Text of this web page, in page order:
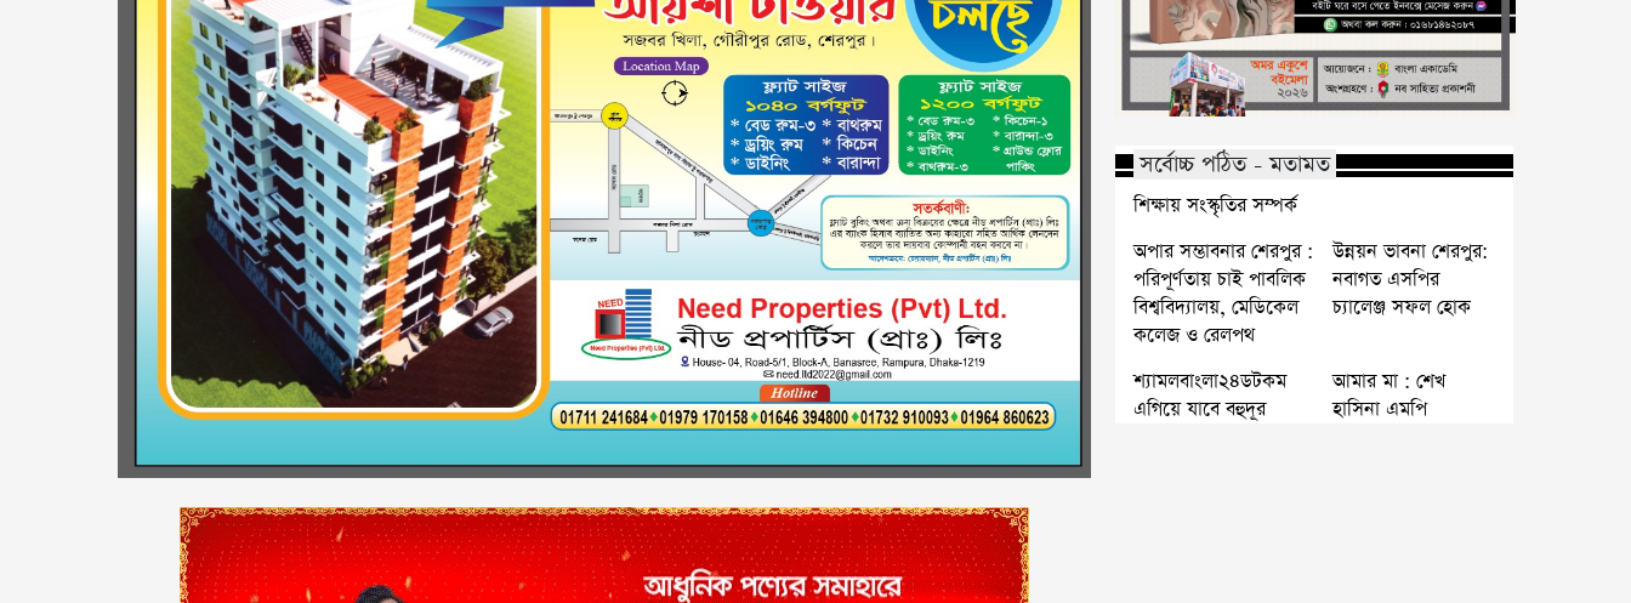
সর্বোচ্চ পঠিত - মতামত
শিক্ষায় সংস্কৃতির সম্পর্ক
অপার সম্ভাবনার শেরপুর :
পরিপূর্ণতায় চাই পাবলিক
বিশ্ববিদ্যালয়, মেডিকেল
কলেজ ও রেলপথ
উন্নয়ন ভাবনা শেরপুর:
নবাগত এসপির
চ্যালেঞ্জ সফল হোক
শ্যামলবাংলা২৪ডটকম
এগিয়ে যাবে বহুদূর
আমার মা : শেখ
হাসিনা এমপি